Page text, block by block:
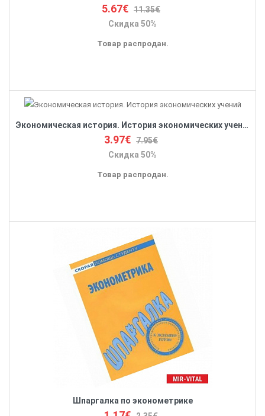
5.67€ 11.35€
Скидка 50%
Товар распродан.
Экономическая история. История экономических учений
3.97€ 7.95€
Скидка 50%
Товар распродан.
Шпаргалка по эконометрике